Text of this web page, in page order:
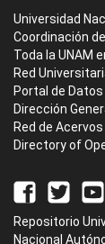
Universidad
Coordinación
Toda la UNAM
Red
Portal de
Dirección
Red de
Directory of
Repositorio
Nacional